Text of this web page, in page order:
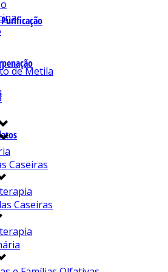
de Metila
Caseiras
Caseiras